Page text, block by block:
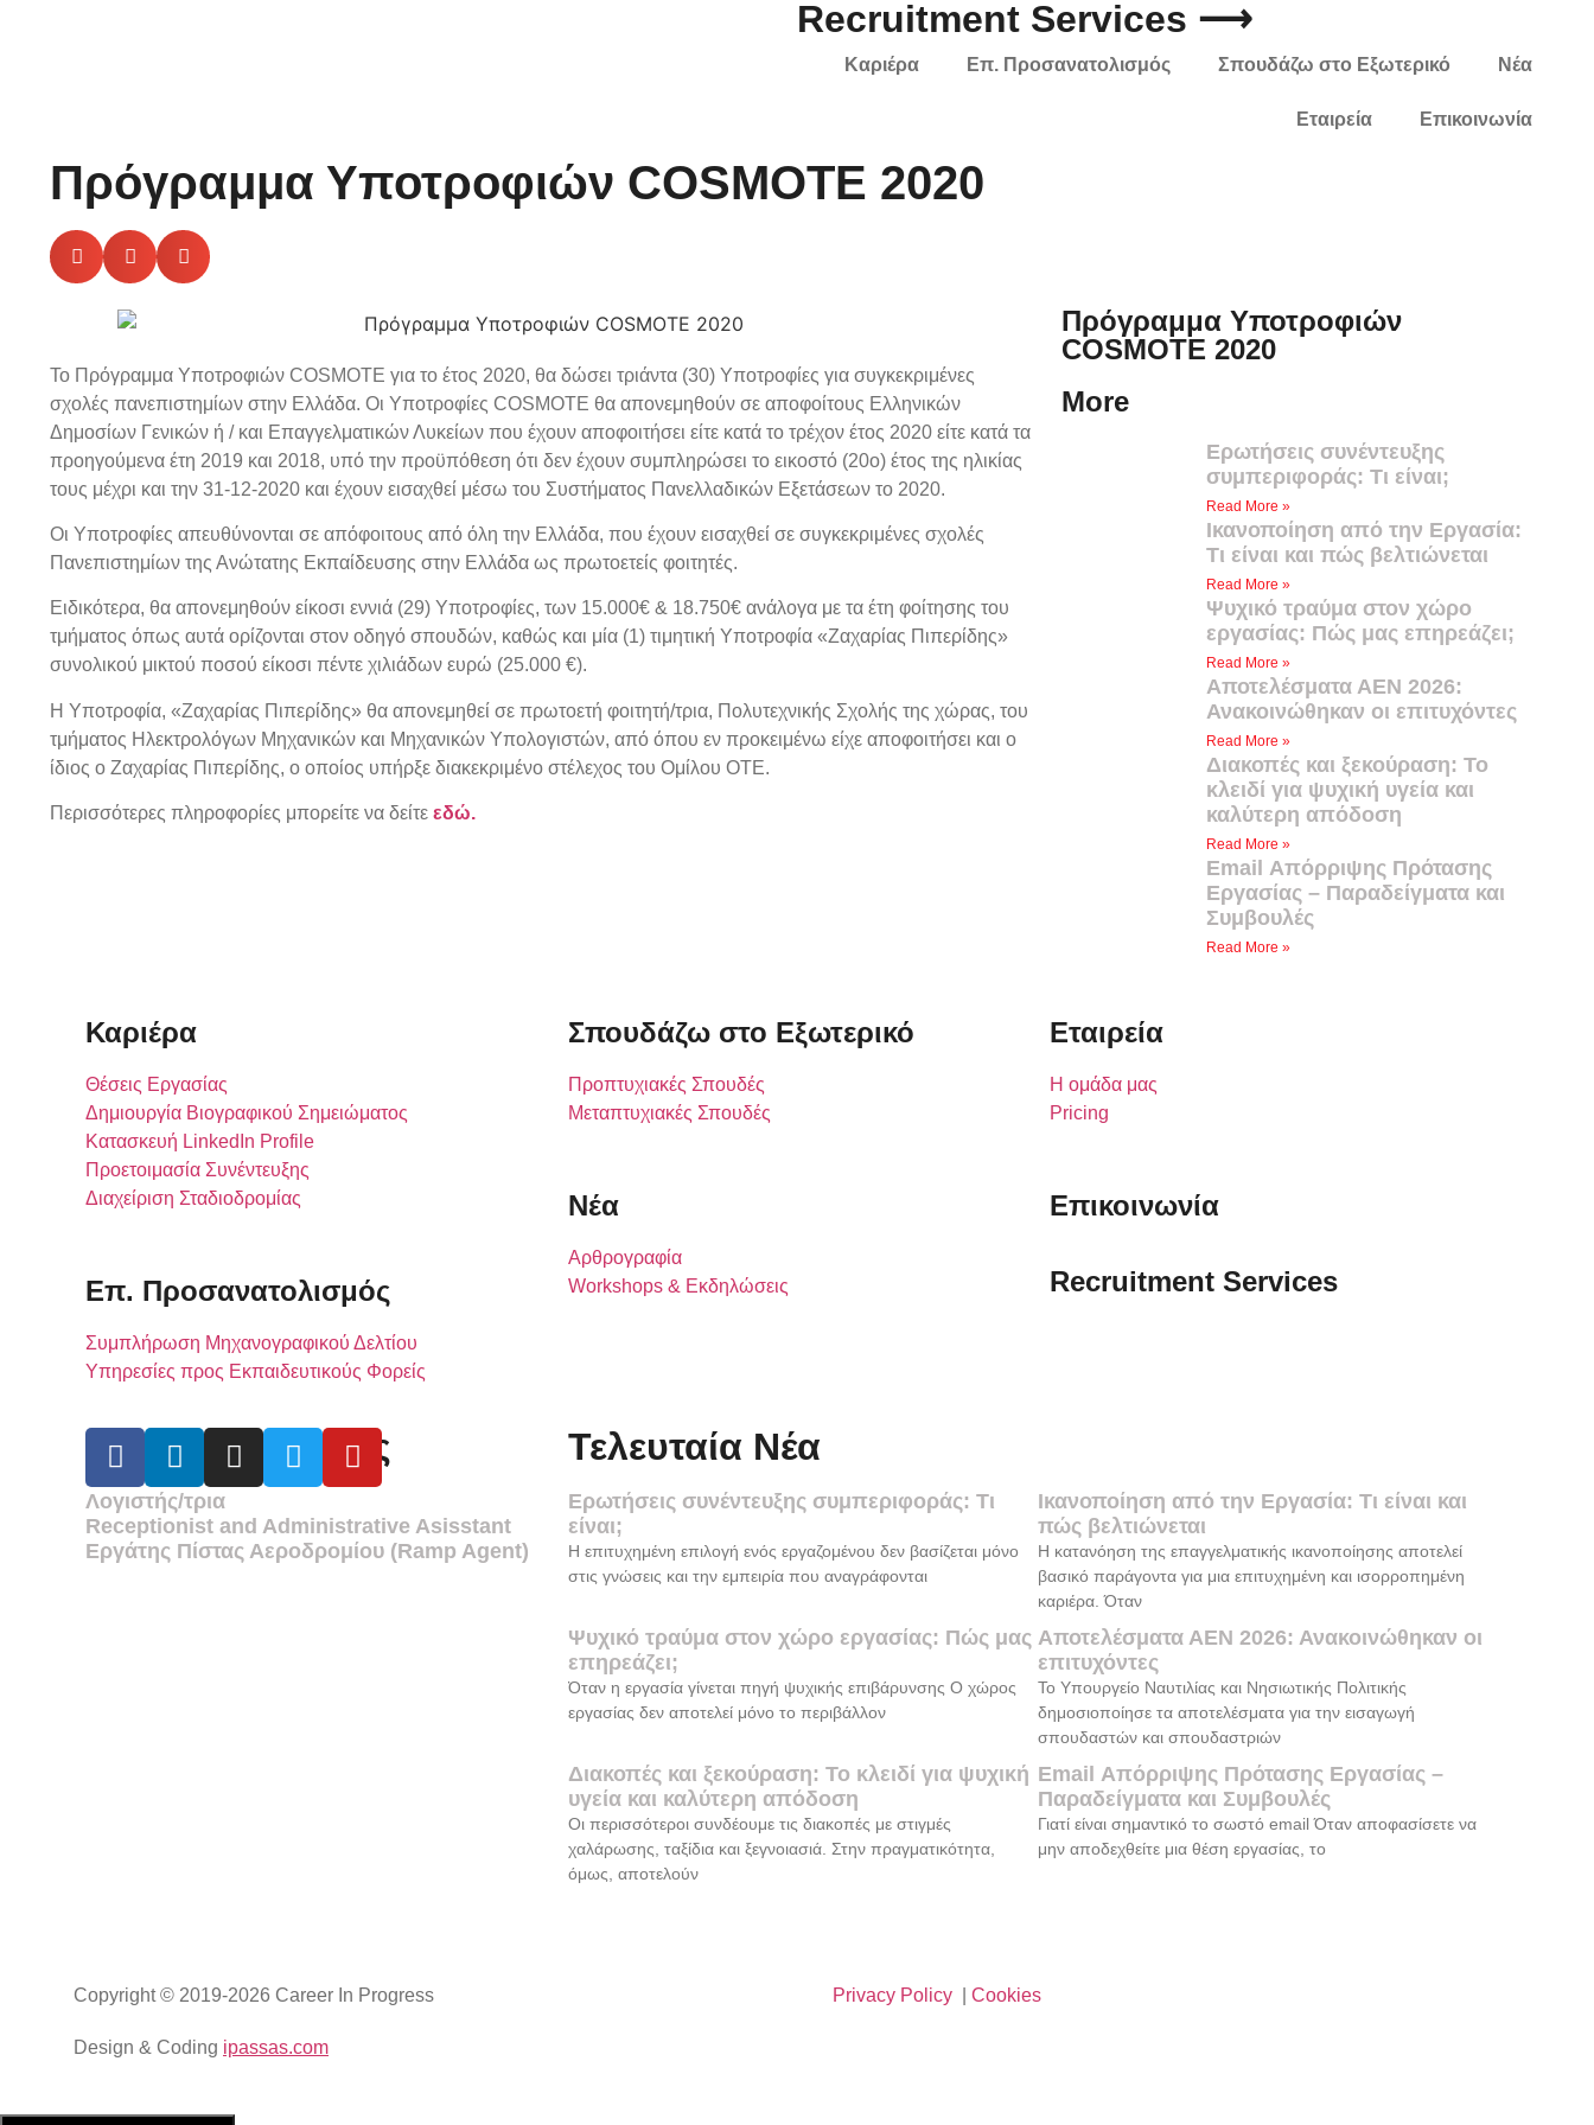
Recruitment Services ⟶
Καριέρα Επ. Προσανατολισμός Σπουδάζω στο Εξωτερικό Νέα
Εταιρεία Επικοινωνία
Πρόγραμμα Υποτροφιών COSMOTE 2020
Το Πρόγραμμα Υποτροφιών COSMOTE για το έτος 2020, θα δώσει τριάντα (30) Υποτροφίες για συγκεκριμένες
σχολές πανεπιστημίων στην Ελλάδα. Οι Υποτροφίες COSMOTE θα απονεμηθούν σε αποφοίτους Ελληνικών
Δημοσίων Γενικών ή / και Επαγγελματικών Λυκείων που έχουν αποφοιτήσει είτε κατά το τρέχον έτος 2020 είτε κατά τα
προηγούμενα έτη 2019 και 2018, υπό την προϋπόθεση ότι δεν έχουν συμπληρώσει το εικοστό (20ο) έτος της ηλικίας
τους μέχρι και την 31-12-2020 και έχουν εισαχθεί μέσω του Συστήματος Πανελλαδικών Εξετάσεων το 2020.
Οι Υποτροφίες απευθύνονται σε απόφοιτους από όλη την Ελλάδα, που έχουν εισαχθεί σε συγκεκριμένες σχολές
Πανεπιστημίων της Ανώτατης Εκπαίδευσης στην Ελλάδα ως πρωτοετείς φοιτητές.
Ειδικότερα, θα απονεμηθούν είκοσι εννιά (29) Υποτροφίες, των 15.000€ & 18.750€ ανάλογα με τα έτη φοίτησης του
τμήματος όπως αυτά ορίζονται στον οδηγό σπουδών, καθώς και μία (1) τιμητική Υποτροφία «Ζαχαρίας Πιπερίδης»
συνολικού μικτού ποσού είκοσι πέντε χιλιάδων ευρώ (25.000 €).
Η Υποτροφία, «Ζαχαρίας Πιπερίδης» θα απονεμηθεί σε πρωτοετή φοιτητή/τρια, Πολυτεχνικής Σχολής της χώρας, του
τμήματος Ηλεκτρολόγων Μηχανικών και Μηχανικών Υπολογιστών, από όπου εν προκειμένω είχε αποφοιτήσει και ο
ίδιος ο Ζαχαρίας Πιπερίδης, ο οποίος υπήρξε διακεκριμένο στέλεχος του Ομίλου ΟΤΕ.
Περισσότερες πληροφορίες μπορείτε να δείτε εδώ.
Πρόγραμμα Υποτροφιών
COSMOTE 2020
More
Ερωτήσεις συνέντευξης
συμπεριφοράς: Τι είναι;
Read More »
Ικανοποίηση από την Εργασία:
Τι είναι και πώς βελτιώνεται
Read More »
Ψυχικό τραύμα στον χώρο
εργασίας: Πώς μας επηρεάζει;
Read More »
Αποτελέσματα ΑΕΝ 2026:
Ανακοινώθηκαν οι επιτυχόντες
Read More »
Διακοπές και ξεκούραση: Το
κλειδί για ψυχική υγεία και
καλύτερη απόδοση
Read More »
Email Απόρριψης Πρότασης
Εργασίας – Παραδείγματα και
Συμβουλές
Read More »
Καριέρα
Θέσεις Εργασίας
Δημιουργία Βιογραφικού Σημειώματος
Κατασκευή LinkedIn Profile
Προετοιμασία Συνέντευξης
Διαχείριση Σταδιοδρομίας
Επ. Προσανατολισμός
Συμπλήρωση Μηχανογραφικού Δελτίου
Υπηρεσίες προς Εκπαιδευτικούς Φορείς
Σπουδάζω στο Εξωτερικό
Προπτυχιακές Σπουδές
Μεταπτυχιακές Σπουδές
Νέα
Αρθρογραφία
Workshops & Εκδηλώσεις
Εταιρεία
Η ομάδα μας
Pricing
Επικοινωνία
Recruitment Services
Θέσεις Εργασίας
Λογιστής/τρια
Receptionist and Administrative Asisstant
Εργάτης Πίστας Αεροδρομίου (Ramp Agent)
Τελευταία Νέα
Ερωτήσεις συνέντευξης συμπεριφοράς: Τι
είναι;
Η επιτυχημένη επιλογή ενός εργαζομένου δεν βασίζεται μόνο
στις γνώσεις και την εμπειρία που αναγράφονται
Ικανοποίηση από την Εργασία: Τι είναι και
πώς βελτιώνεται
Η κατανόηση της επαγγελματικής ικανοποίησης αποτελεί
βασικό παράγοντα για μια επιτυχημένη και ισορροπημένη
καριέρα. Όταν
Ψυχικό τραύμα στον χώρο εργασίας: Πώς μας
επηρεάζει;
Όταν η εργασία γίνεται πηγή ψυχικής επιβάρυνσης Ο χώρος
εργασίας δεν αποτελεί μόνο το περιβάλλον
Αποτελέσματα ΑΕΝ 2026: Ανακοινώθηκαν οι
επιτυχόντες
Το Υπουργείο Ναυτιλίας και Νησιωτικής Πολιτικής
δημοσιοποίησε τα αποτελέσματα για την εισαγωγή
σπουδαστών και σπουδαστριών
Διακοπές και ξεκούραση: Το κλειδί για ψυχική
υγεία και καλύτερη απόδοση
Οι περισσότεροι συνδέουμε τις διακοπές με στιγμές
χαλάρωσης, ταξίδια και ξεγνοιασιά. Στην πραγματικότητα,
όμως, αποτελούν
Email Απόρριψης Πρότασης Εργασίας –
Παραδείγματα και Συμβουλές
Γιατί είναι σημαντικό το σωστό email Όταν αποφασίσετε να
μην αποδεχθείτε μια θέση εργασίας, το
Copyright © 2019-2026 Career In Progress
Design & Coding ipassas.com
Privacy Policy Cookies